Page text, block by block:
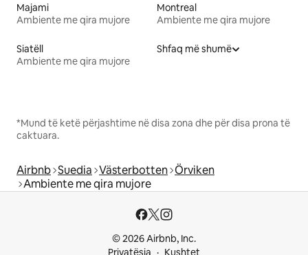
Majami
Ambiente me qira mujore
Montreal
Ambiente me qira mujore
Siatëll
Ambiente me qira mujore
Shfaq më shumë
*Mund të ketë përjashtime në disa zona dhe për disa prona të
caktuara.
Airbnb Suedia Västerbotten Örviken
Ambiente me qira mujore
© 2026 Airbnb, Inc.
Privatësia
Kushtet